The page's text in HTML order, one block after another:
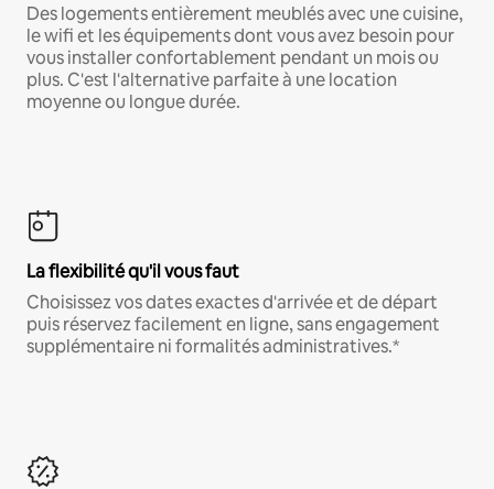
Des logements entièrement meublés avec une cuisine,
le wifi et les équipements dont vous avez besoin pour
vous installer confortablement pendant un mois ou
plus. C'est l'alternative parfaite à une location
moyenne ou longue durée.
La flexibilité qu'il vous faut
Choisissez vos dates exactes d'arrivée et de départ
puis réservez facilement en ligne, sans engagement
supplémentaire ni formalités administratives.*